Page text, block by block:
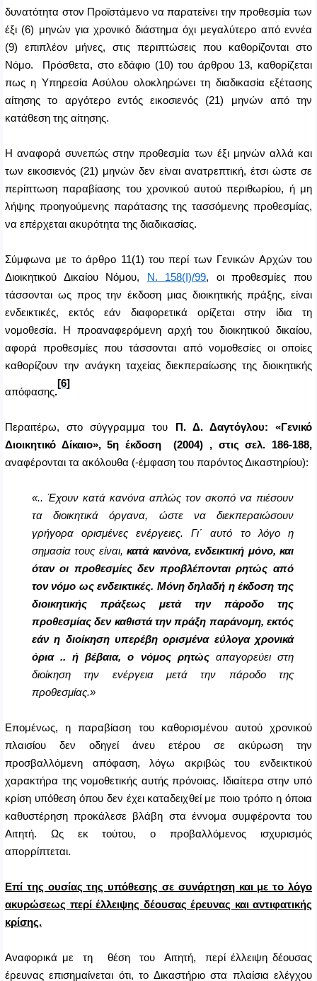
δυνατότητα στον Προϊστάμενο να παρατείνει την προθεσμία των
έξι (6) μηνών για χρονικό διάστημα όχι μεγαλύτερο από εννέα
(9) επιπλέον μήνες, στις περιπτώσεις που καθορίζονται στο
Νόμο. Πρόσθετα, στο εδάφιο (10) του άρθρου 13, καθορίζεται
πως η Υπηρεσία Ασύλου ολοκληρώνει τη διαδικασία εξέτασης
αίτησης το αργότερο εντός εικοσιενός (21) μηνών από την
κατάθεση της αίτησης.
Η αναφορά συνεπώς στην προθεσμία των έξι μηνών αλλά και
των εικοσιενός (21) μηνών δεν είναι ανατρεπτική, έτσι ώστε σε
περίπτωση παραβίασης του χρονικού αυτού περιθωρίου, ή μη
λήψης προηγούμενης παράτασης της τασσόμενης προθεσμίας,
να επέρχεται ακυρότητα της διαδικασίας.
Σύμφωνα με το άρθρο 11(1) του περί των Γενικών Αρχών του
Διοικητικού Δικαίου Νόμου, Ν. 158(Ι)/99, οι προθεσμίες που
τάσσονται ως προς την έκδοση μιας διοικητικής πράξης, είναι
ενδεικτικές, εκτός εάν διαφορετικά ορίζεται στην ίδια τη
νομοθεσία. Η προαναφερόμενη αρχή του διοικητικού δικαίου,
αφορά προθεσμίες που τάσσονται από νομοθεσίες οι οποίες
καθορίζουν την ανάγκη ταχείας διεκπεραίωσης της διοικητικής
απόφασης.
[6]
Περαιτέρω, στο σύγγραμμα του Π. Δ. Δαγτόγλου: «Γενικό
Διοικητικό Δίκαιο», 5η έκδοση (2004) , στις σελ. 186-188,
αναφέρονται τα ακόλουθα (-έμφαση του παρόντος Δικαστηρίου):
«.. Έχουν κατά κανόνα απλώς τον σκοπό να πιέσουν
τα διοικητικά όργανα, ώστε να διεκπεραιώσουν
γρήγορα ορισμένες ενέργειες. Γι΄ αυτό το λόγο η
σημασία τους είναι,κατά κανόνα, ενδεικτική μόνο, και
όταν οι προθεσμίες δεν προβλέπονται ρητώς από
τον νόμο ως ενδεικτικές. Μόνη δηλαδή η έκδοση της
διοικητικής πράξεως μετά την πάροδο της
προθεσμίας δεν καθιστά την πράξη παράνομη, εκτός
εάν η διοίκηση υπερέβη ορισμένα εύλογα χρονικά
όρια .. ή βέβαια, ο νόμος ρητώςαπαγορεύει στη
διοίκηση την ενέργεια μετά την πάροδο της
προθεσμίας.»
Επομένως, η παραβίαση του καθορισμένου αυτού χρονικού
πλαισίου δεν οδηγεί άνευ ετέρου σε ακύρωση την
προσβαλλόμενη απόφαση, λόγω ακριβώς του ενδεικτικού
χαρακτήρα της νομοθετικής αυτής πρόνοιας. Ιδιαίτερα στην υπό
κρίση υπόθεση όπου δεν έχει καταδειχθεί με ποιο τρόπο η όποια
καθυστέρηση προκάλεσε βλάβη στα έννομα συμφέροντα του
Αιτητή. Ως εκ τούτου, ο προβαλλόμενος ισχυρισμός
απορρίπτεται.
Επί της ουσίας της υπόθεσης σε συνάρτηση και με το λόγο
ακυρώσεως περί έλλειψης δέουσας έρευνας και αντιφατικής
κρίσης.
Αναφορικά με τη θέση του Αιτητή, περί έλλειψη δέουσας
έρευνας επισημαίνεται ότι, το Δικαστήριο στα πλαίσια ελέγχου